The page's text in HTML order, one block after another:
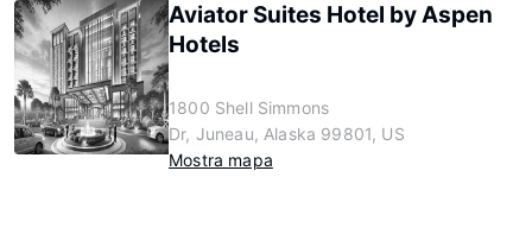
Aviator Suites Hotel by Aspen
Hotels
1800 Shell Simmons
Dr, Juneau, Alaska 99801, US
Mostra mapa